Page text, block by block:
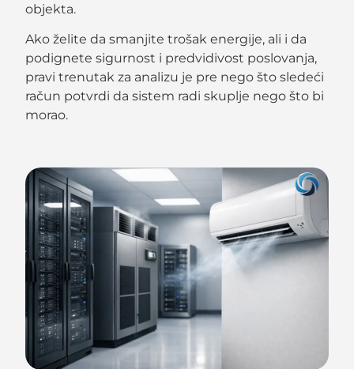
objekta.
Ako želite da smanjite trošak energije, ali i da
podignete sigurnost i predvidivost poslovanja,
pravi trenutak za analizu je pre nego što sledeći
račun potvrdi da sistem radi skuplje nego što bi
morao.